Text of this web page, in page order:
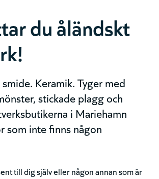
du åländskt
Keramik. Tyger med
stickade plagg och
i Mariehamn
som inte finns någon
till dig själv eller någon annan som är